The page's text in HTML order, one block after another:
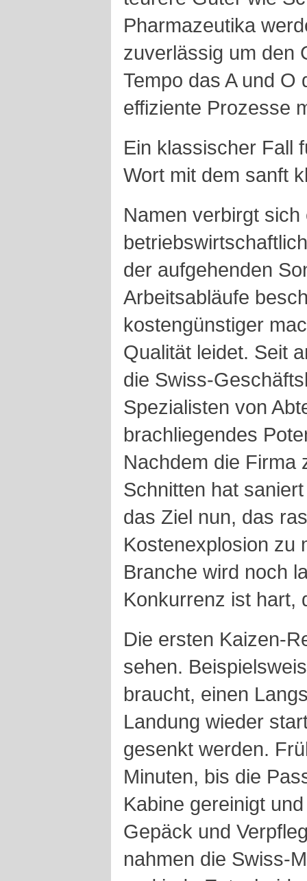
Pharmazeutika
zuverlässig um den
Tempo das A und
effiziente Prozesse
Ein klassischer Fall
Wort mit dem sanft
Namen verbirgt
der aufgehenden
Arbeitsabläufe
kostengünstiger
Qualität leidet. Seit
die Swiss-
Spezialisten von
brachliegendes
Nachdem die Firma
Schnitten hat
das Ziel nun, das
Kostenexplosion zu
Branche wird noch
Konkurrenz ist hart,
Die ersten Kaizen-
sehen.
braucht, einen
Landung wieder
gesenkt werden.
Minuten, bis die
Kabine gereinigt
Gepäck und
nahmen die Swiss-